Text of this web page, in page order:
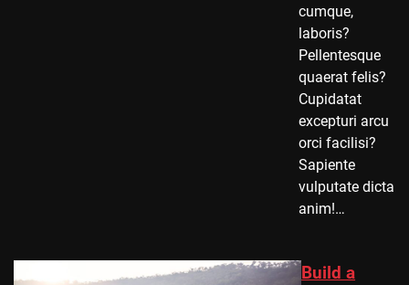
cumque,
laboris?
Pellentesque
quaerat felis?
Cupidatat
excepturi arcu
orci facilisi?
Sapiente
vulputate dicta
anim!…
Build a